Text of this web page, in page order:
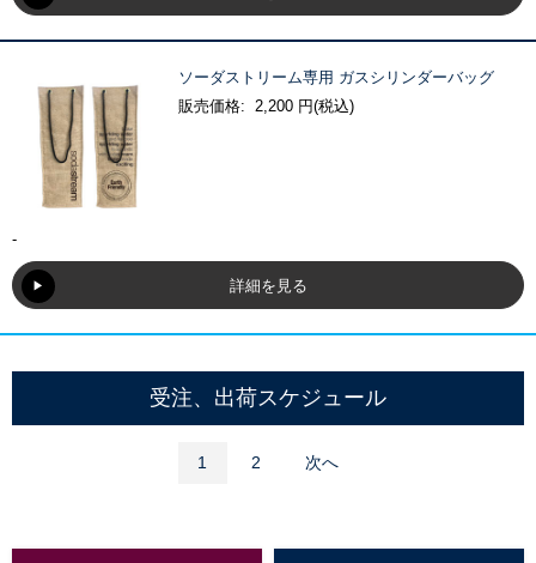
ソーダストリーム専用 ガスシリンダーバッグ
販売価格: 2,200 円(税込)
-
詳細を見る
受注、出荷スケジュール
1 2 次へ